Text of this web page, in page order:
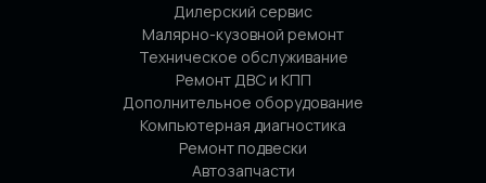
Дилерский сервис
Малярно-кузовной ремонт
Техническое обслуживание
Ремонт ДВС и КПП
Дополнительное оборудование
Компьютерная диагностика
Ремонт подвески
Автозапчасти